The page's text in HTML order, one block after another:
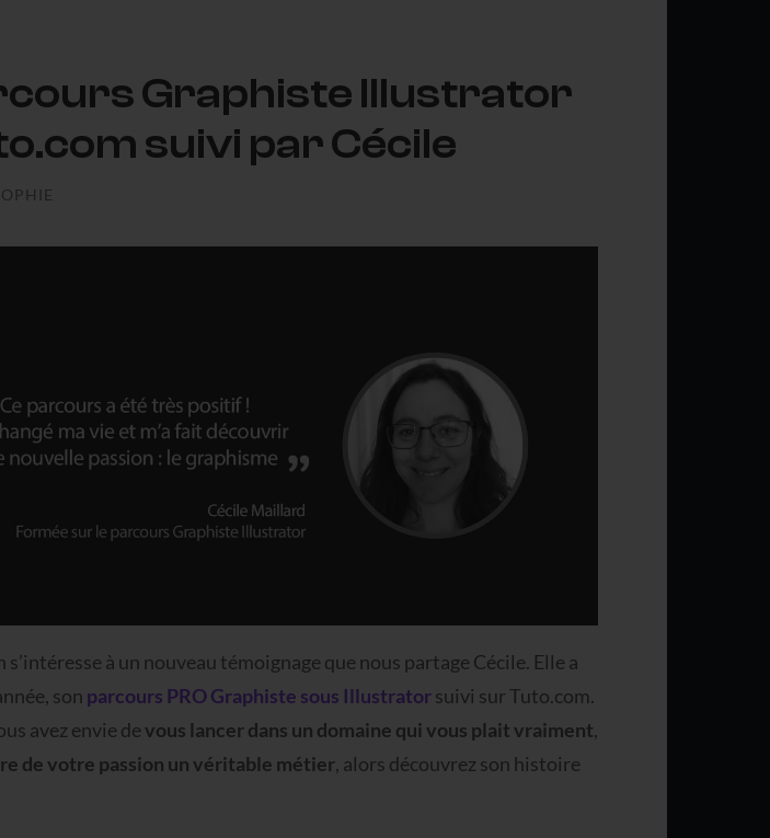
Graphiste Illustrator
suivi par Cécile
s’intéresse à un nouveau témoignage que nous partage Cécile. Elle a
son parcours PRO Graphiste sous Illustratorsuivi sur Tuto.com.
avez envie de vous lancer dans un domaine qui vous plait vraiment,
de votre passion un véritable métier, alors découvrez son histoire